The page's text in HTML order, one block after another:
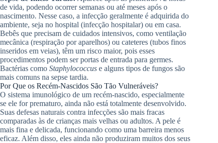
de vida, podendo ocorrer semanas ou até meses após o
nascimento. Nesse caso, a infecção geralmente é adquirida do
ambiente, seja no hospital (infecção hospitalar) ou em casa.
Bebês que precisam de cuidados intensivos, como ventilação
mecânica (respiração por aparelhos) ou cateteres (tubos finos
inseridos em veias), têm um risco maior, pois esses
procedimentos podem ser portas de entrada para germes.
Bactérias como Staphylococcus e alguns tipos de fungos são
mais comuns na sepse tardia.
Por Que os Recém-Nascidos São Tão Vulneráveis?
O sistema imunológico de um recém-nascido, especialmente
se ele for prematuro, ainda não está totalmente desenvolvido.
Suas defesas naturais contra infecções são mais fracas
comparadas às de crianças mais velhas ou adultos. A pele é
mais fina e delicada, funcionando como uma barreira menos
eficaz. Além disso, eles ainda não produziram muitos dos seus